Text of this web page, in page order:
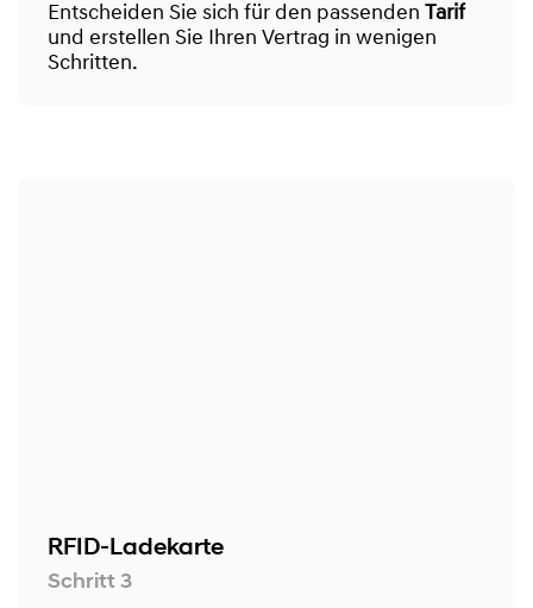
Entscheiden Sie sich für den passenden Tarif
und erstellen Sie Ihren Vertrag in wenigen
Schritten.
RFID-Ladekarte
Schritt 3